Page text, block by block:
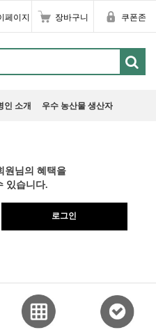
페이지 장바구니 쿠폰존
인 소개 우수 농산물 생산자
원님의 혜택을
있습니다.
로그인